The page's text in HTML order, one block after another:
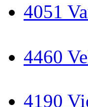
4051
4460
4190